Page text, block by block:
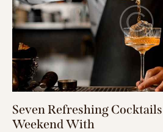
Seven Refreshing
Weekend With